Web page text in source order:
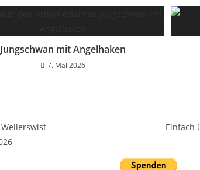
Jungschwan mit Angelhaken
7. Mai 2026
Einfach